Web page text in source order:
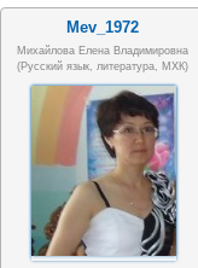
Mev_1972
Михайлова Елена Владимировна
(Русский язык, литература, МХК)